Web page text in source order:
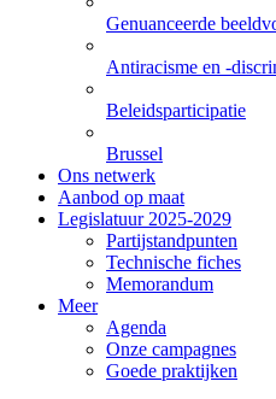
Genuanceerde
Antiracisme en -
Beleids­participatie
Brussel
Ons netwerk
Aanbod op maat
Legislatuur 2025-2029
Partijstandpunten
Technische fiches
Memorandum
Meer
Agenda
Onze campagnes
Goede praktijken